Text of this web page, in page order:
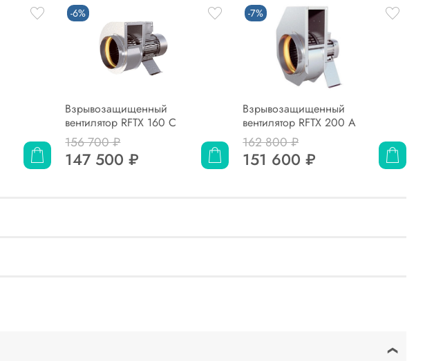
-6%
Взрывозащищенный
вентилятор RFTX 160 C
156 700 ₽
147 500 ₽
-7%
Взрывозащищенный
вентилятор RFTX 200 A
162 800 ₽
151 600 ₽